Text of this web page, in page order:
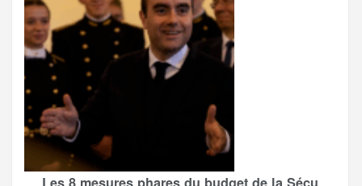
Les 8 mesures phares du budget de la Sécu